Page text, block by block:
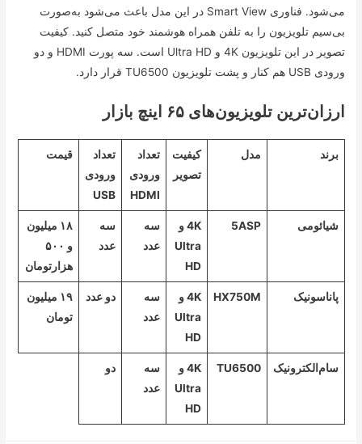
می‌شود. فناوری Smart View در این مدل باعث می‌شود به‌صورت
بی‌سیم تلویزیون را به تلفن همراه هوشمند خود متصل کنید. کیفیت
تصویر در این تلویزیون 4K و Ultra HD است. سه پورت HDMI و دو
ورودی USB هم کنار و پشت تلویزیون TU6500 قرار دارد.
ارزان‌ترین تلویزیون‌های ۶۵ اینچ بازار
برند مدل
کیفیت
تصویر
تعداد
ورودی
HDMI
تعداد
ورودی
USB
قیمت
شیائومی 5ASP
4K و
Ultra
HD
سه
عدد
سه
عدد
۱۸ میلیون
و ۵۰۰
هزارتومان
پاناسونیک HX750M
4K و
Ultra
HD
سه
عدد
دو عدد
۱۹ میلیون
تومان
سام‌الکترونیک TU6500
4K و
Ultra
HD
سه
عدد
دو